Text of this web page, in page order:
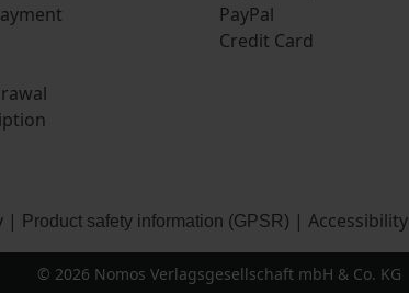
PayPal
Credit Card
| Product safety information (GPSR) | Accessibility
© 2026 Nomos Verlagsgesellschaft mbH & Co. KG